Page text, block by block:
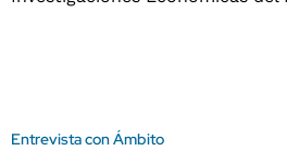
Entrevista con Ámbito